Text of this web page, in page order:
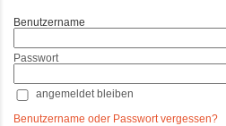
Benutzername
Passwort
angemeldet bleiben
Benutzername oder Passwort vergessen?